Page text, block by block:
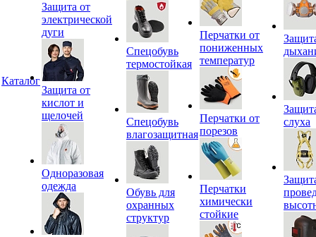
Каталог
Защита от
электрической
дуги
Защита от
кислот и
щелочей
Одноразовая
одежда
Спецобувь
термостойкая
Спецобувь
влагозащитная
Обувь для
охранных
структур
Перчатки от
пониженных
температур
Перчатки от
порезов
Перчатки
химически
стойкие
слуха